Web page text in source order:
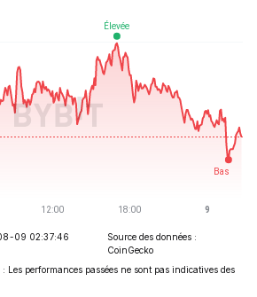
09 02:37:46
Source des données :
CoinGecko
Les performances passées ne sont pas indicatives des